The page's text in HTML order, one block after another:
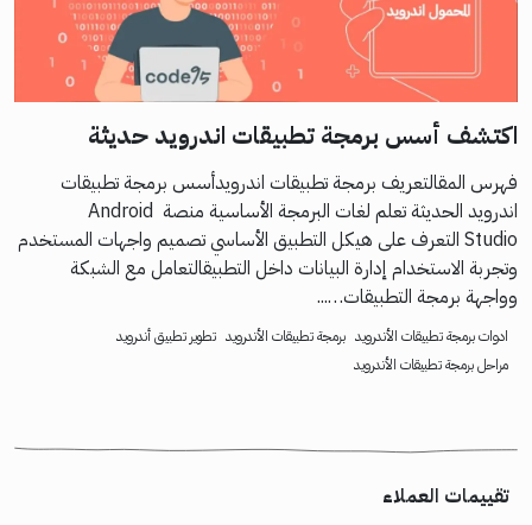
اكتشف أسس برمجة تطبيقات اندرويد حديثة
فهرس المقالتعريف برمجة تطبيقات اندرويدأسس برمجة تطبيقات
اندرويد الحديثة تعلم لغات البرمجة الأساسية منصة Android
Studio التعرف على هيكل التطبيق الأساسي تصميم واجهات المستخدم
وتجربة الاستخدام إدارة البيانات داخل التطبيقالتعامل مع الشبكة
وواجهة برمجة التطبيقات…...
ادوات برمجة تطبيقات الأندرويد برمجة تطبيقات الأندرويد تطوير تطبيق أندرويد
مراحل برمجة تطبيقات الأندرويد
تقييمات العملاء